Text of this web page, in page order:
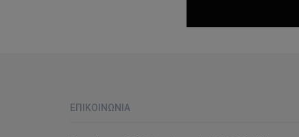
ΕΠΙΚΟΙΝΩΝΊΑ